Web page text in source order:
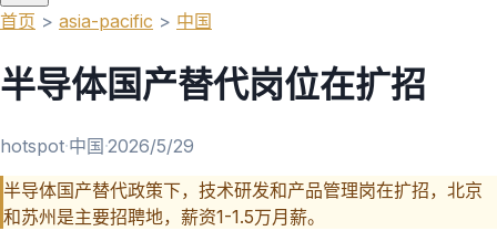
首页 > asia-pacific > 中国
半导体国产替代岗位在扩招
hotspot·中国·2026/5/29
半导体国产替代政策下，技术研发和产品管理岗在扩招，北京
和苏州是主要招聘地，薪资1-1.5万月薪。